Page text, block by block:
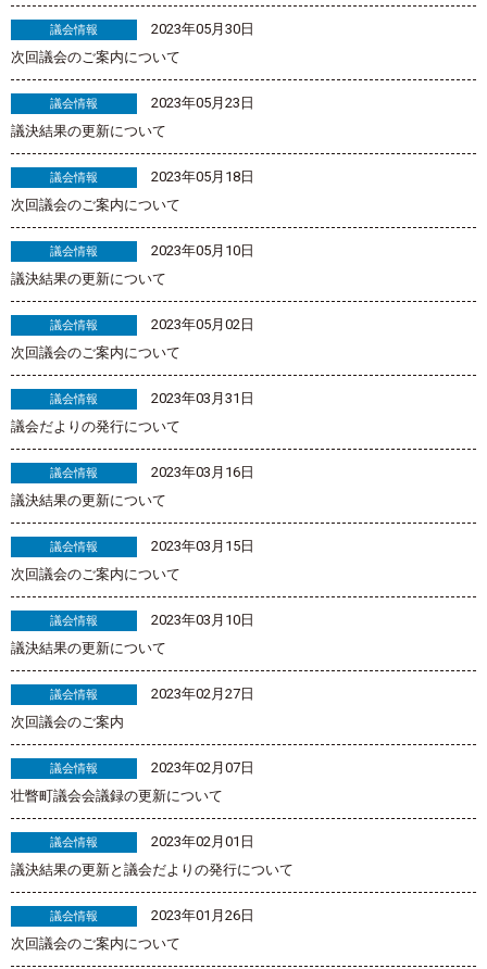
議会情報
2023年05月30日
次回議会のご案内について
議会情報
2023年05月23日
議決結果の更新について
議会情報
2023年05月18日
次回議会のご案内について
議会情報
2023年05月10日
議決結果の更新について
議会情報
2023年05月02日
次回議会のご案内について
議会情報
2023年03月31日
議会だよりの発行について
議会情報
2023年03月16日
議決結果の更新について
議会情報
2023年03月15日
次回議会のご案内について
議会情報
2023年03月10日
議決結果の更新について
議会情報
2023年02月27日
次回議会のご案内
議会情報
2023年02月07日
壮瞥町議会会議録の更新について
議会情報
2023年02月01日
議決結果の更新と議会だよりの発行について
議会情報
2023年01月26日
次回議会のご案内について